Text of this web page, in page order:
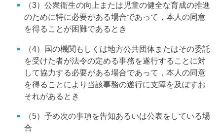
（3）公衆衛生の向上または児童の健全な育成の推進
のために特に必要がある場合であって，本人の同意
を得ることが困難であるとき
（4）国の機関もしくは地方公共団体またはその委託
を受けた者が法令の定める事務を遂行することに対
して協力する必要がある場合であって，本人の同意
を得ることにより当該事務の遂行に支障を及ぼすお
それがあるとき
（5）予め次の事項を告知あるいは公表をしている場
合